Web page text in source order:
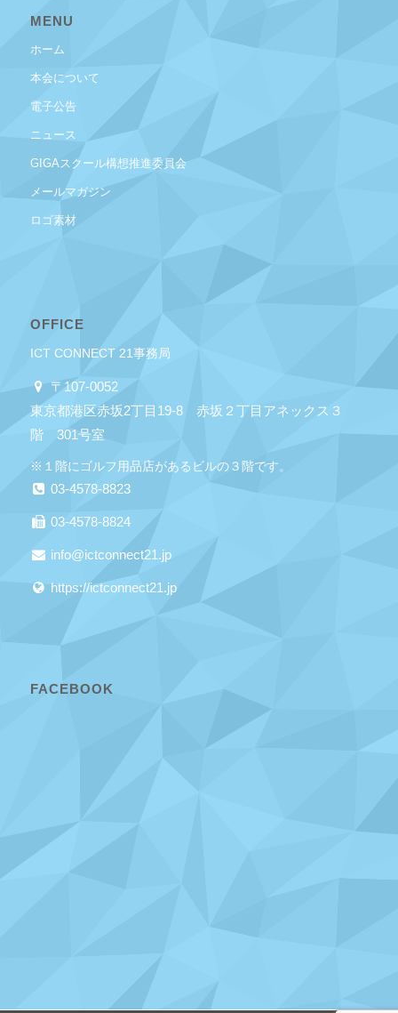
MENU
ホーム
本会について
電子公告
ニュース
GIGAスクール構想推進委員会
メールマガジン
ロゴ素材
OFFICE
ICT CONNECT 21事務局
〒107-0052
東京都港区赤坂2丁目19-8 赤坂２丁目アネックス３
階 301号室
※１階にゴルフ用品店があるビルの３階です。
03-4578-8823
03-4578-8824
info@ictconnect21.jp
https://ictconnect21.jp
FACEBOOK